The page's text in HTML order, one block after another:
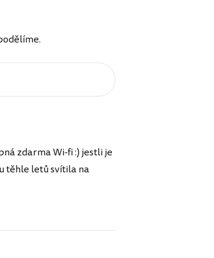
zdarma Wi-fi :) jestli je
těhle letů svítila na